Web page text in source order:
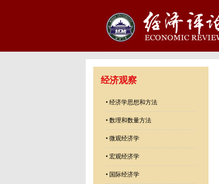
经济观察
• 经济学思想和方法
• 数理和数量方法
• 微观经济学
• 宏观经济学
• 国际经济学